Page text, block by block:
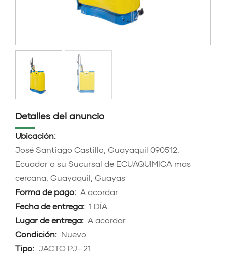
Detalles del anuncio
Ubicación:
José Santiago Castillo, Guayaquil 090512,
Ecuador o su Sucursal de ECUAQUIMICA mas
cercana, Guayaquil, Guayas
Forma de pago: A acordar
Fecha de entrega: 1 DÍA
Lugar de entrega: A acordar
Condición: Nuevo
Tipo: JACTO PJ- 21